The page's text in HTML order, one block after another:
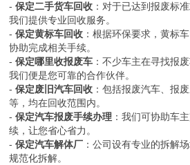
-保定二手货车回收 ：对于已达到报废标
我们提供专业回收服务。
-保定黄标车回收 ：根据环保要求，黄标
协助完成相关手续。
-保定哪里收报废车 ：不少车主在寻找报
我们便是您可靠的合作伙伴。
-保定废旧汽车回收 ：包括报废汽车、报
等，均在回收范围内。
-保定汽车报废手续办理 ：我们可协助车
续，让您省心省力。
-保定汽车解体厂 ：公司设有专业的拆解
规范化拆解。